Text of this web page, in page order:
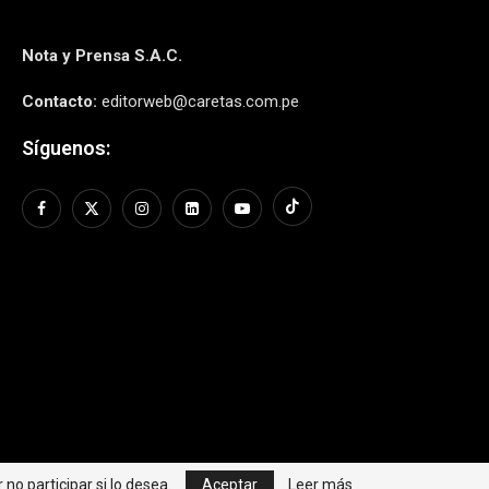
Nota y Prensa S.A.C.
Contacto: editorweb@caretas.com.pe
Síguenos:
participar si lo desea. Aceptar Leer más